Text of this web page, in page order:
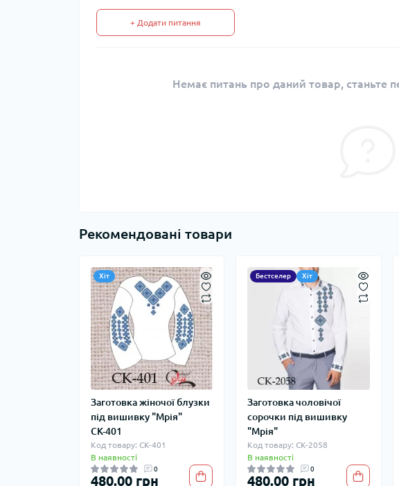
+ Додати питання
Немає питань про даний товар, станьте
Рекомендовані товари
Хіт
Заготовка жіночої блузки
під вишивку "Мрія"
СК-401
Код товару: СК-401
В наявності
0
480.00 грн
Бестселер Хіт
Заготовка чоловічої
сорочки під вишивку
"Мрія"
Код товару: СК-2058
В наявності
0
480.00 грн